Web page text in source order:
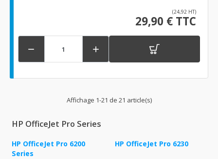
(24,92 HT)
29,90 € TTC
 
Affichage 1-21 de 21 article(s)
HP OfficeJet Pro Series
HP OfficeJet Pro 6200
Series
HP OfficeJet Pro 6230